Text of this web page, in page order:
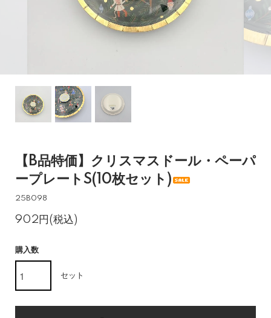
【B品特価】クリスマスドール・ペーパ
ープレートS(10枚セット)
25B098
902円(税込)
購入数
セット